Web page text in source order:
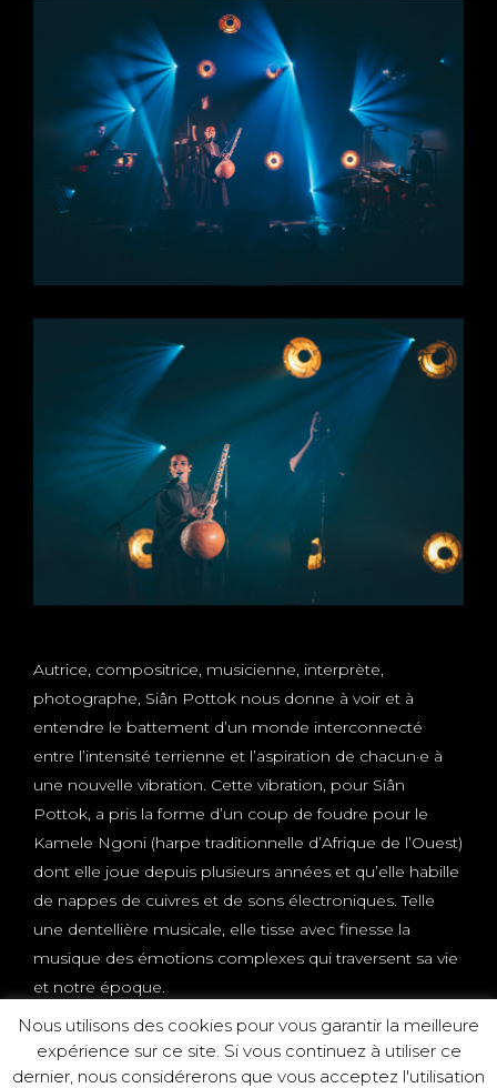
Autrice, compositrice, musicienne, interprète,
photographe, Siân Pottok nous donne à voir et à
entendre le battement d’un monde interconnecté
entre l’intensité terrienne et l’aspiration de chacun·e à
une nouvelle vibration. Cette vibration, pour Siân
Pottok, a pris la forme d’un coup de foudre pour le
Kamele Ngoni (harpe traditionnelle d’Afrique de l’Ouest)
dont elle joue depuis plusieurs années et qu’elle habille
de nappes de cuivres et de sons électroniques. Telle
une dentellière musicale, elle tisse avec finesse la
musique des émotions complexes qui traversent sa vie
et notre époque.
This website uses cookies to improve your experience.
Nous utilisons des cookies pour vous garantir la meilleure
expérience sur ce site. Si vous continuez à utiliser ce
dernier, nous considérerons que vous acceptez l'utilisation